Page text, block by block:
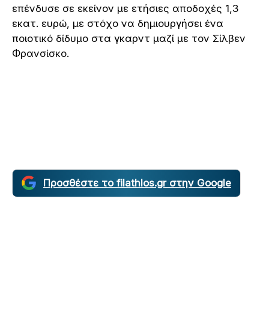
επένδυσε σε εκείνον με ετήσιες αποδοχές 1,3
εκατ. ευρώ, με στόχο να δημιουργήσει ένα
ποιοτικό δίδυμο στα γκαρντ μαζί με τον Σίλβεν
Φρανσίσκο.
Προσθέστε το filathlos.gr στην Google